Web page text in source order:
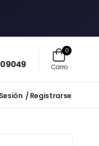
0
Carro
/ Registrarse